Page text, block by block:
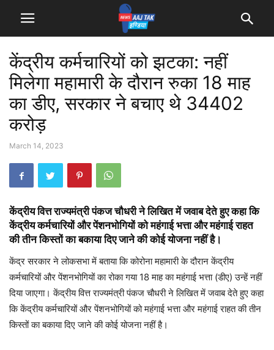
केंद्रीय कर्मचारियों को झटका: नहीं
मिलेगा महामारी के दौरान रुका 18 माह
का डीए, सरकार ने बचाए थे 34402
करोड़
March 14, 2023
केंद्रीय वित्त राज्यमंत्री पंकज चौधरी ने लिखित में जवाब देते हुए कहा कि
केंद्रीय कर्मचारियों और पेंशनभोगियों को महंगाई भत्ता और महंगाई राहत
की तीन किस्तों का बकाया दिए जाने की कोई योजना नहीं है।
केंद्र सरकार ने लोकसभा में बताया कि कोरोना महामारी के दौरान केंद्रीय
कर्मचारियों और पेंशनभोगियों का रोका गया 18 माह का महंगाई भत्ता (डीए) उन्हें नहीं
दिया जाएगा। केंद्रीय वित्त राज्यमंत्री पंकज चौधरी ने लिखित में जवाब देते हुए कहा
कि केंद्रीय कर्मचारियों और पेंशनभोगियों को महंगाई भत्ता और महंगाई राहत की तीन
किस्तों का बकाया दिए जाने की कोई योजना नहीं है।